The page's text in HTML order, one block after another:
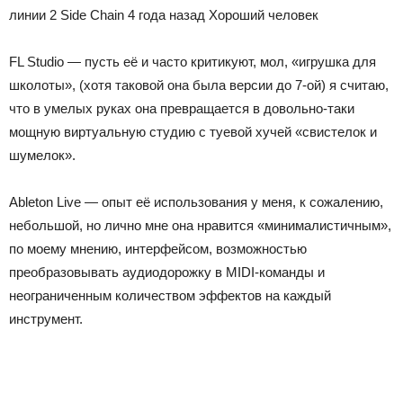
линии 2 Side Chain 4 года назад Хороший человек
FL Studio — пусть её и часто критикуют, мол, «игрушка для
школоты», (хотя таковой она была версии до 7-ой) я считаю,
что в умелых руках она превращается в довольно-таки
мощную виртуальную студию с туевой хучей «свистелок и
шумелок».
Ableton Live — опыт её использования у меня, к сожалению,
небольшой, но лично мне она нравится «минималистичным»,
по моему мнению, интерфейсом, возможностью
преобразовывать аудиодорожку в MIDI-команды и
неограниченным количеством эффектов на каждый
инструмент.